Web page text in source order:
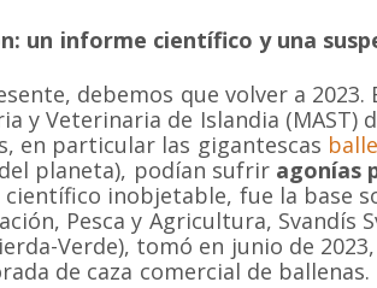
un informe científico y una
debemos que volver a 2023.
y Veterinaria de Islandia (MAST)
en particular las gigantescas
planeta), podían sufrir agonías
inobjetable, fue la base
Pesca y Agricultura, Svandís
Verde), tomó en junio de
de caza comercial de ballenas.